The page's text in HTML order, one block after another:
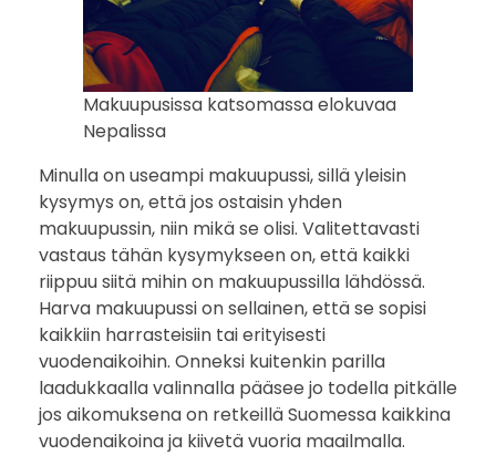
t
a
Makuupusissa katsomassa elokuvaa
Nepalissa
Minulla on useampi makuupussi, sillä yleisin
kysymys on, että jos ostaisin yhden
makuupussin, niin mikä se olisi. Valitettavasti
vastaus tähän kysymykseen on, että kaikki
riippuu siitä mihin on makuupussilla lähdössä.
Harva makuupussi on sellainen, että se sopisi
kaikkiin harrasteisiin tai erityisesti
vuodenaikoihin. Onneksi kuitenkin parilla
laadukkaalla valinnalla pääsee jo todella pitkälle
jos aikomuksena on retkeillä Suomessa kaikkina
vuodenaikoina ja kiivetä vuoria maailmalla.